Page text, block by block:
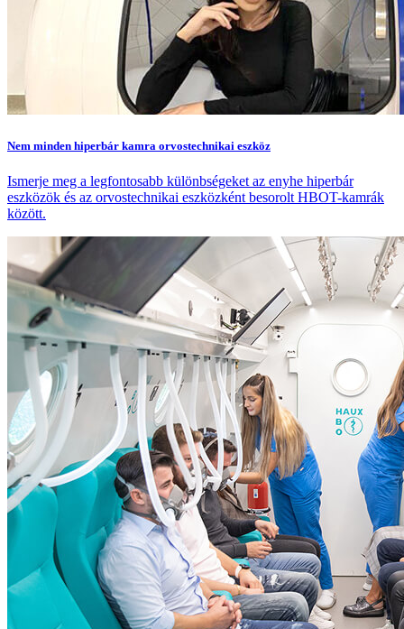
Nem minden hiperbár kamra orvostechnikai eszköz
Ismerje meg a legfontosabb különbségeket az enyhe hiperbár
eszközök és az orvostechnikai eszközként besorolt HBOT-kamrák
között.